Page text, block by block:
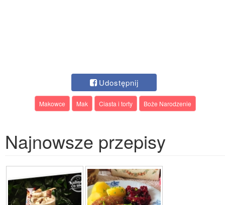
Udostępnij
Makowce Mak Ciasta i torty Boże Narodzenie
Najnowsze przepisy